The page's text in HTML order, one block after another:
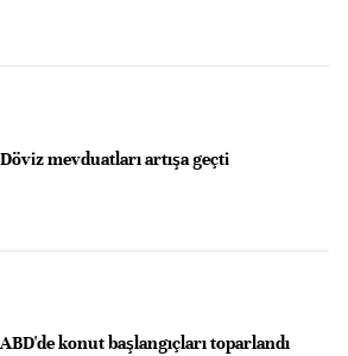
Döviz mevduatları artışa geçti
ABD'de konut başlangıçları toparlandı